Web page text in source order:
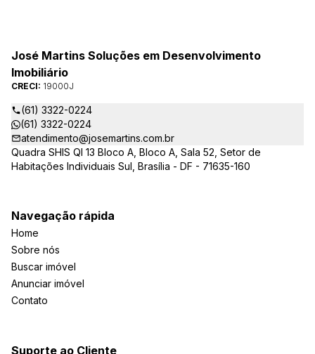
José Martins Soluções em Desenvolvimento
Imobiliário
CRECI: 19000J
(61) 3322-0224
(61) 3322-0224
atendimento@josemartins.com.br
Quadra SHIS QI 13 Bloco A, Bloco A, Sala 52, Setor de
Habitações Individuais Sul, Brasília - DF - 71635-160
Navegação rápida
Home
Sobre nós
Buscar imóvel
Anunciar imóvel
Contato
Suporte ao Cliente